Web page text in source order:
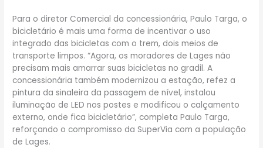
Para o diretor Comercial da concessionária, Paulo Targa, o
bicicletário é mais uma forma de incentivar o uso
integrado das bicicletas com o trem, dois meios de
transporte limpos. “Agora, os moradores de Lages não
precisam mais amarrar suas bicicletas no gradil. A
concessionária também modernizou a estação, refez a
pintura da sinaleira da passagem de nível, instalou
iluminação de LED nos postes e modificou o calçamento
externo, onde fica bicicletário”, completa Paulo Targa,
reforçando o compromisso da SuperVia com a população
de Lages.